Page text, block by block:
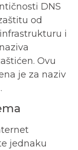
DNS
od
i
Ovu
je za naziv
jednaku